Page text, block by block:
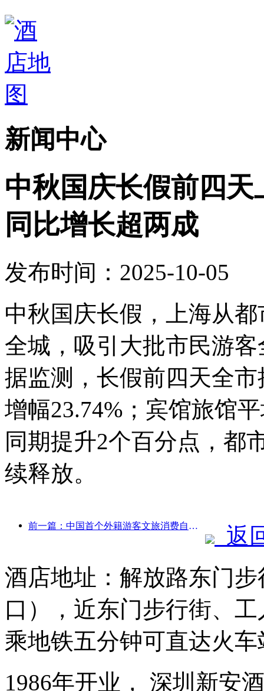
新闻中心
中秋国庆长假前四
同比增长超两成
发布时间：2025-10-05
中秋国庆长假，上海从
全城，吸引大批市民游
据监测，长假前四天全
增幅23.74%；宾馆旅馆
同期提升2个百分点，都
续释放。
前一篇：中国首个外籍游客文旅消费自助系统在沪启动
返
酒店地址：解放路东门
口），近东门步行街、
乘地铁五分钟可直达火
1986年开业， 深圳新